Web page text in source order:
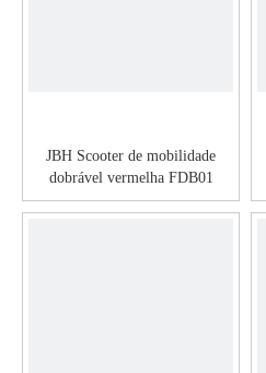
JBH Scooter de mobilidade
dobrável vermelha FDB01